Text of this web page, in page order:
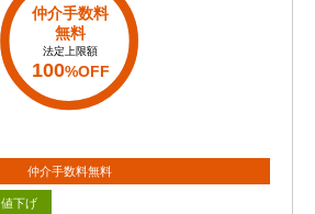
仲介手数料
無料
法定上限額
100%OFF
仲介手数料無料
値下げ